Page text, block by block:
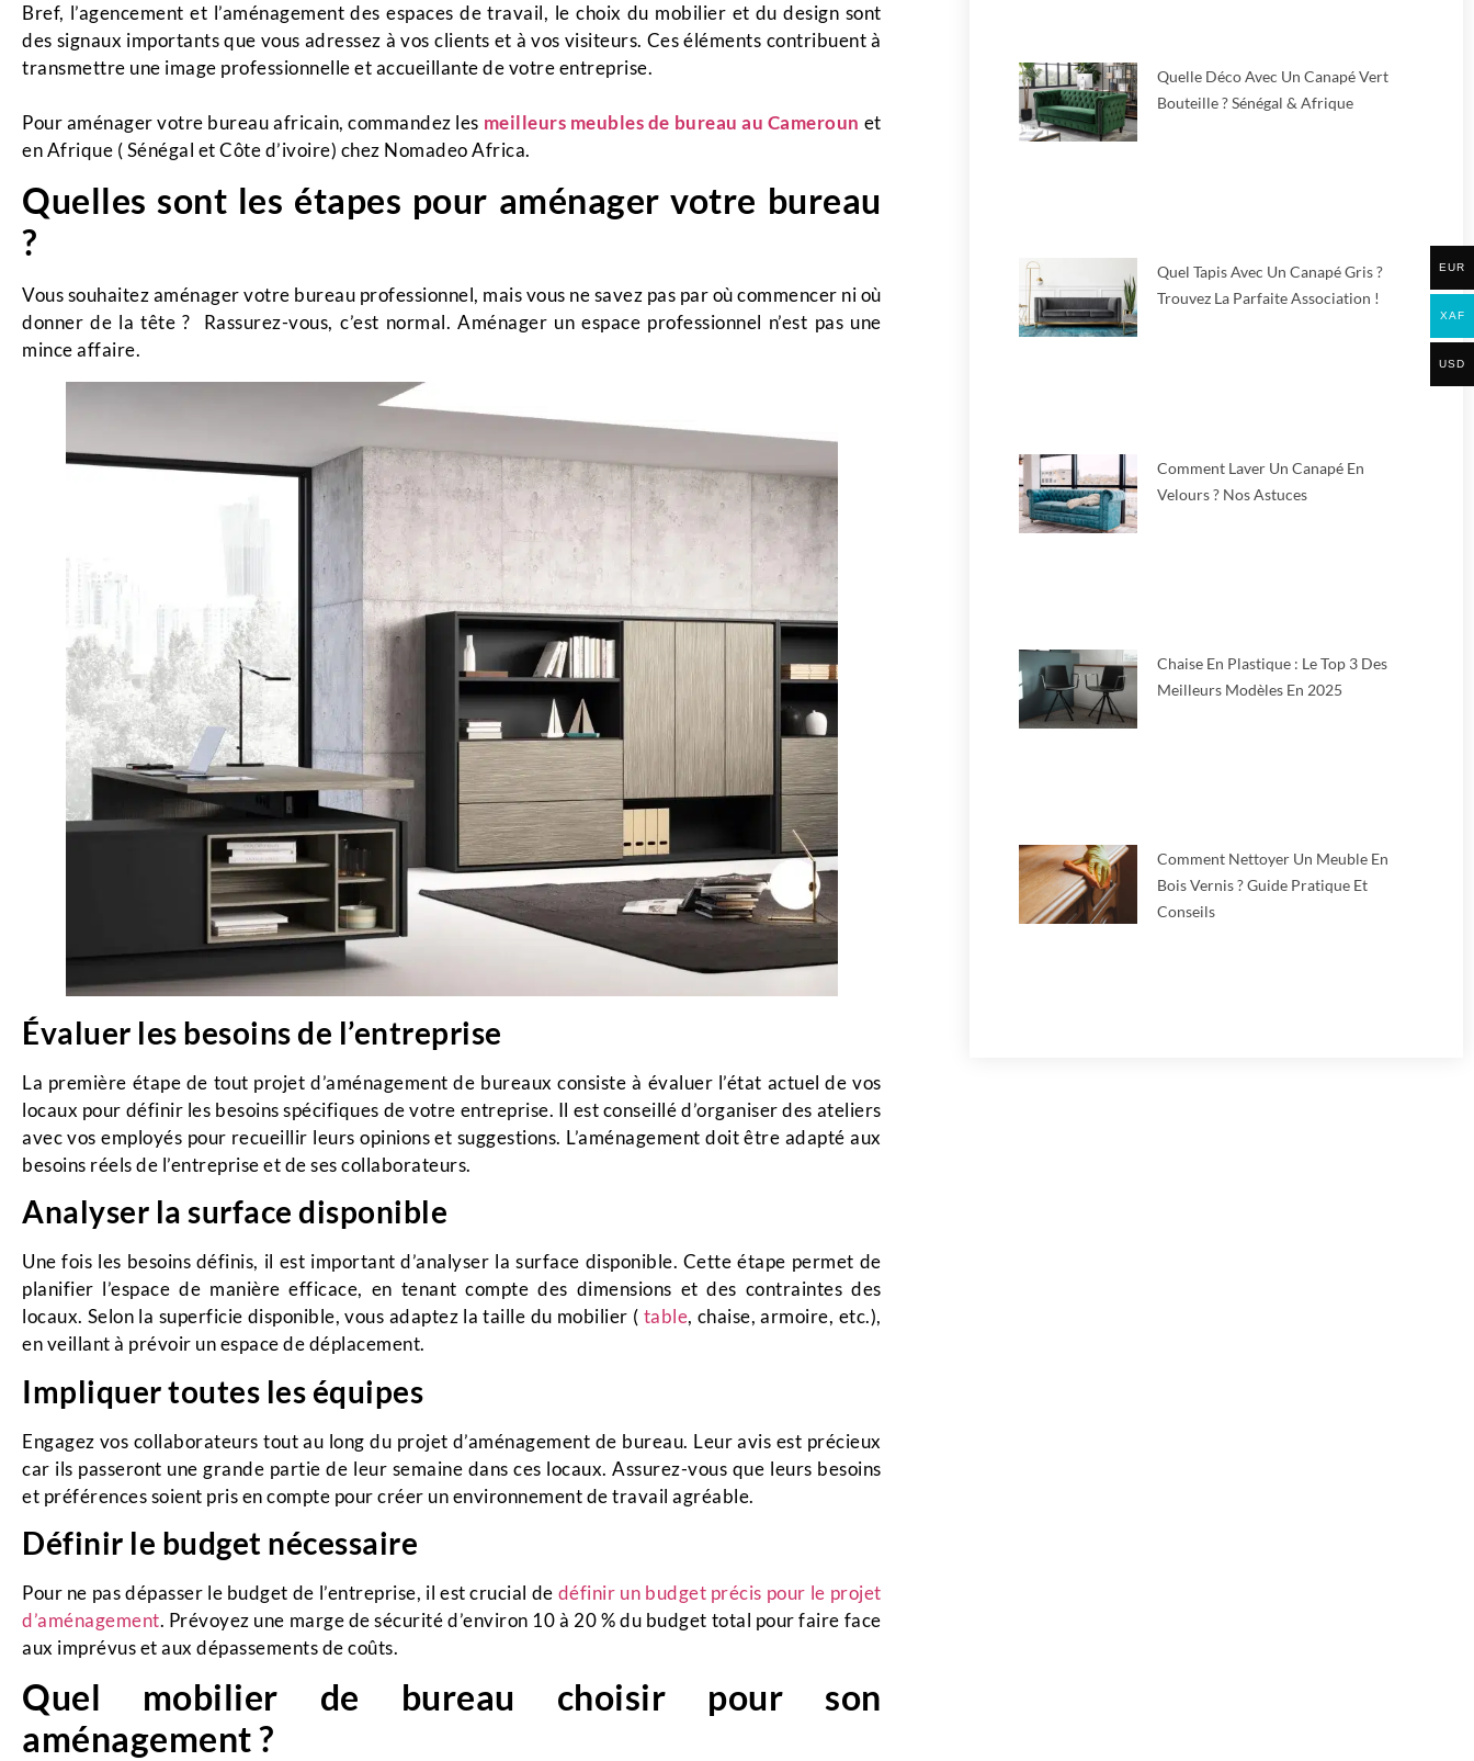
Bref, l’agencement et l’aménagement des espaces de travail, le choix du mobilier et du design sont
des signaux importants que vous adressez à vos clients et à vos visiteurs. Ces éléments contribuent à
transmettre une image professionnelle et accueillante de votre entreprise.
Pour aménager votre bureau africain, commandez les meilleurs meubles de bureau au Cameroun et
en Afrique ( Sénégal et Côte d’ivoire) chez Nomadeo Africa.
Quelles sont les étapes pour aménager votre bureau
?
Vous souhaitez aménager votre bureau professionnel, mais vous ne savez pas par où commencer ni où
donner de la tête ? Rassurez-vous, c’est normal. Aménager un espace professionnel n’est pas une
mince affaire.
Évaluer les besoins de l’entreprise
La première étape de tout projet d’aménagement de bureaux consiste à évaluer l’état actuel de vos
locaux pour définir les besoins spécifiques de votre entreprise. Il est conseillé d’organiser des ateliers
avec vos employés pour recueillir leurs opinions et suggestions. L’aménagement doit être adapté aux
besoins réels de l’entreprise et de ses collaborateurs.
Analyser la surface disponible
Une fois les besoins définis, il est important d’analyser la surface disponible. Cette étape permet de
planifier l’espace de manière efficace, en tenant compte des dimensions et des contraintes des
locaux. Selon la superficie disponible, vous adaptez la taille du mobilier ( table, chaise, armoire, etc.),
en veillant à prévoir un espace de déplacement.
Impliquer toutes les équipes
Engagez vos collaborateurs tout au long du projet d’aménagement de bureau. Leur avis est précieux
car ils passeront une grande partie de leur semaine dans ces locaux. Assurez-vous que leurs besoins
et préférences soient pris en compte pour créer un environnement de travail agréable.
Définir le budget nécessaire
Pour ne pas dépasser le budget de l’entreprise, il est crucial de définir un budget précis pour le projet
d’aménagement. Prévoyez une marge de sécurité d’environ 10 à 20 % du budget total pour faire face
aux imprévus et aux dépassements de coûts.
Quel mobilier de bureau choisir pour son
aménagement ?
Quelle Déco Avec Un Canapé Vert
Bouteille ? Sénégal & Afrique
Quel Tapis Avec Un Canapé Gris ?
Trouvez La Parfaite Association !
Comment Laver Un Canapé En
Velours ? Nos Astuces
Chaise En Plastique : Le Top 3 Des
Meilleurs Modèles En 2025
Comment Nettoyer Un Meuble En
Bois Vernis ? Guide Pratique Et
Conseils
EUR
XAF
USD